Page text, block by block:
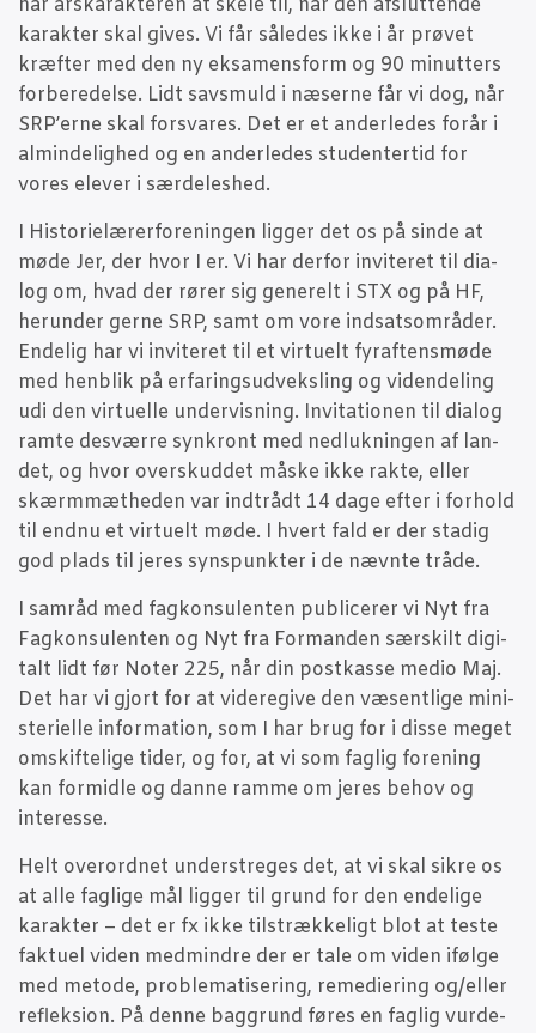
har årska­rak­te­ren at ske­le til, når den afslut­ten­de
karak­ter skal gives. Vi får såle­des ikke i år prø­vet
kræf­ter med den ny eksa­mens­form og 90 minut­ters
for­be­re­del­se. Lidt savs­muld i næser­ne får vi dog, når
SRP’erne skal for­sva­res. Det er et ander­le­des for­år i
almin­de­lig­hed og en ander­le­des stu­den­ter­tid for
vores ele­ver i særdeleshed.
I Histo­ri­e­læ­rer­for­e­nin­gen lig­ger det os på sin­de at
møde Jer, der hvor I er. Vi har der­for invi­te­ret til dia­
log om, hvad der rører sig gene­relt i STX og på HF,
her­un­der ger­ne SRP, samt om vore ind­sats­om­rå­der.
Ende­lig har vi invi­te­ret til et vir­tu­elt fyraf­tens­mø­de
med hen­blik på erfa­rings­ud­veks­ling og viden­de­ling
udi den vir­tu­el­le under­vis­ning. Invi­ta­tio­nen til dia­log
ram­te desvær­re syn­kront med ned­luk­nin­gen af lan­
det, og hvor over­skud­det måske ikke rak­te, eller
skærm­mæt­he­den var ind­t­rå­dt 14 dage efter i for­hold
til end­nu et vir­tu­elt møde. I hvert fald er der sta­dig
god plads til jeres syns­punk­ter i de nævn­te tråde.
I sam­råd med fag­kon­su­len­ten publi­ce­rer vi Nyt fra
Fag­kon­su­len­ten og Nyt fra For­man­den sær­skilt digi­
talt lidt før Noter 225, når din post­kas­se medio Maj.
Det har vi gjort for at vide­re­gi­ve den væsent­li­ge mini­
ste­ri­el­le infor­ma­tion, som I har brug for i dis­se meget
omskif­te­li­ge tider, og for, at vi som fag­lig for­e­ning
kan for­mid­le og dan­ne ram­me om jeres behov og
interesse.
Helt over­ord­net under­stre­ges det, at vi skal sik­re os
at alle fag­li­ge mål lig­ger til grund for den ende­li­ge
karak­ter – det er fx ikke til­stræk­ke­ligt blot at teste
fak­tu­el viden med­min­dre der er tale om viden iføl­ge
med meto­de, pro­ble­ma­ti­se­ring, reme­di­e­ring og/eller
reflek­sion. På den­ne bag­grund føres en fag­lig vur­de­